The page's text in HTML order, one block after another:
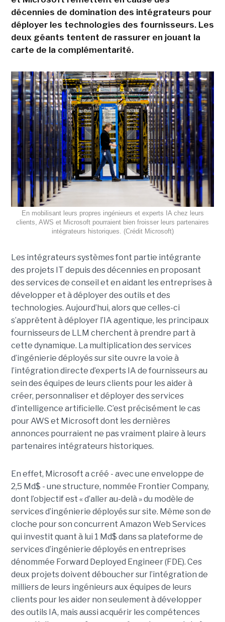
décennies de domination des intégrateurs pour
déployer les technologies des fournisseurs. Les
deux géants tentent de rassurer en jouant la
carte de la complémentarité.
En mobilisant leurs propres ingénieurs et experts IA chez leurs
clients, AWS et Microsoft pourraient bien froisser leurs partenaires
intégrateurs historiques. (Crédit Microsoft)
Les intégrateurs systèmes font partie intégrante
des projets IT depuis des décennies en proposant
des services de conseil et en aidant les entreprises à
développer et à déployer des outils et des
technologies. Aujourd’hui, alors que celles-ci
s’apprêtent à déployer l’IA agentique, les principaux
fournisseurs de LLM cherchent à prendre part à
cette dynamique. La multiplication des services
d’ingénierie déployés sur site ouvre la voie à
l’intégration directe d’experts IA de fournisseurs au
sein des équipes de leurs clients pour les aider à
créer, personnaliser et déployer des services
d’intelligence artificielle. C’est précisément le cas
pour AWS et Microsoft dont les dernières
annonces pourraient ne pas vraiment plaire à leurs
partenaires intégrateurs historiques.
En effet, Microsoft a créé - avec une enveloppe de
2,5 Md$ - une structure, nommée Frontier Company,
dont l’objectif est « d’aller au-delà » du modèle de
services d’ingénierie déployés sur site. Même son de
cloche pour son concurrent Amazon Web Services
qui investit quant à lui 1 Md$ dans sa plateforme de
services d’ingénierie déployés en entreprises
dénommée Forward Deployed Engineer (FDE). Ces
deux projets doivent déboucher sur l’intégration de
milliers de leurs ingénieurs aux équipes de leurs
clients pour les aider non seulement à développer
des outils IA, mais aussi acquérir les compétences